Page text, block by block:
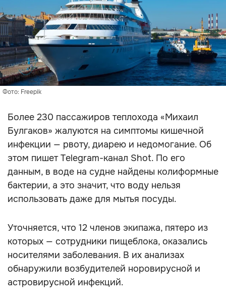
Фото: Freepik
Более 230 пассажиров теплохода «Михаил
Булгаков» жалуются на симптомы кишечной
инфекции — рвоту, диарею и недомогание. Об
этом пишет Telegram-канал Shot. По его
данным, в воде на судне найдены колиформные
бактерии, а это значит, что воду нельзя
использовать даже для мытья посуды.
Уточняется, что 12 членов экипажа, пятеро из
которых — сотрудники пищеблока, оказались
носителями заболевания. В их анализах
обнаружили возбудителей норовирусной и
астровирусной инфекций.